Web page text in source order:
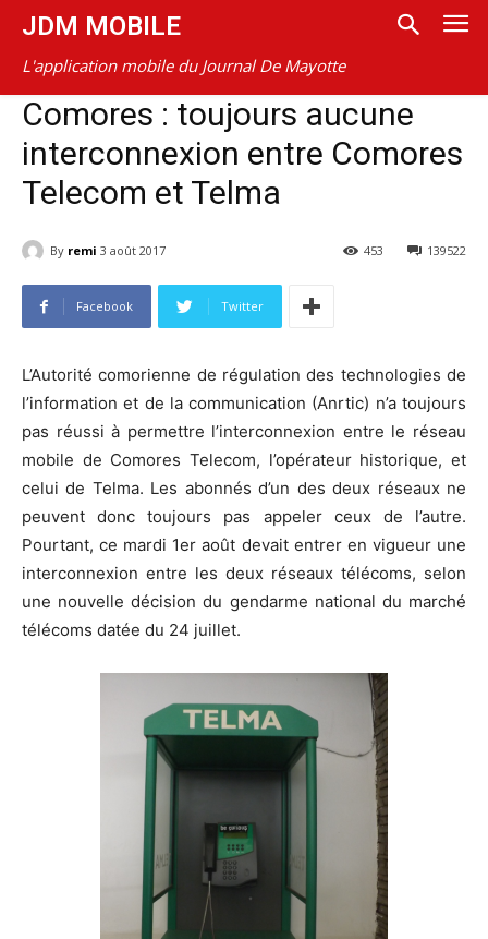
JDM MOBILE
L'application mobile du Journal De Mayotte
Comores : toujours aucune
interconnexion entre Comores
Telecom et Telma
By remi 3 août 2017 139522
453
Facebook Twitter
L’Autorité comorienne de régulation des technologies de
l’information et de la communication (Anrtic) n’a toujours
pas réussi à permettre l’interconnexion entre le réseau
mobile de Comores Telecom, l’opérateur historique, et
celui de Telma. Les abonnés d’un des deux réseaux ne
peuvent donc toujours pas appeler ceux de l’autre.
Pourtant, ce mardi 1er août devait entrer en vigueur une
interconnexion entre les deux réseaux télécoms, selon
une nouvelle décision du gendarme national du marché
télécoms datée du 24 juillet.